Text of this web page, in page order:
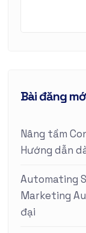
Bài đăng
Nâng tầm
Hướng dẫn
Automating
Marketing
đại